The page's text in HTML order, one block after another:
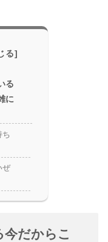
る
に
ち
ぜ
だからこ